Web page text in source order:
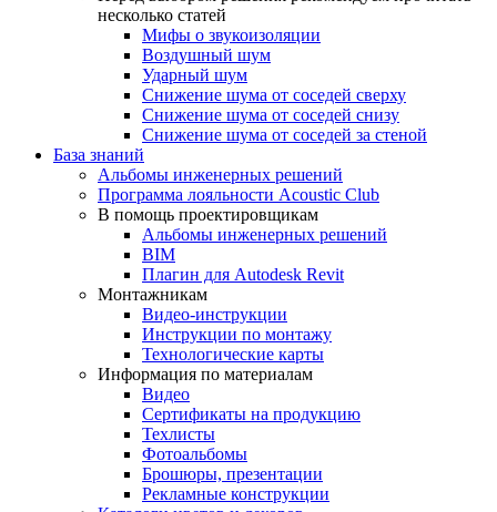
несколько статей
Мифы о звукоизоляции
Воздушный шум
Ударный шум
Снижение шума от соседей сверху
Снижение шума от соседей снизу
Снижение шума от соседей за стеной
База знаний
Альбомы инженерных решений
Программа лояльности Acoustic Club
В помощь проектировщикам
Альбомы инженерных решений
BIM
Плагин для Autodesk Revit
Монтажникам
Видео-инструкции
Инструкции по монтажу
Технологические карты
Информация по материалам
Видео
Сертификаты на продукцию
Техлисты
Фотоальбомы
Брошюры, презентации
Рекламные конструкции